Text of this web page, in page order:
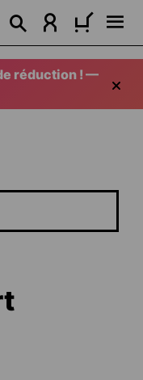
réduction ! —